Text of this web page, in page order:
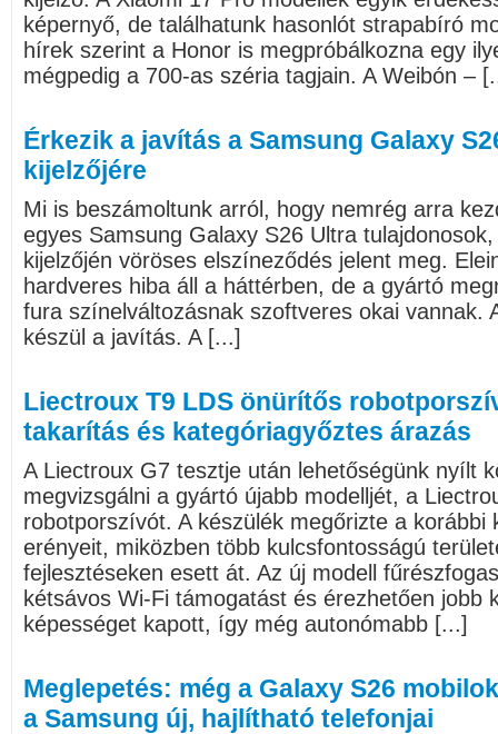
képernyő, de találhatunk hasonlót strapabíró
hírek szerint a Honor is megpróbálkozna egy
mégpedig a 700-as széria tagjain. A Weibón –
Érkezik a javítás a Samsung Galaxy
kijelzőjére
Mi is beszámoltunk arról, hogy nemrég arra
egyes Samsung Galaxy S26 Ultra
kijelzőjén vöröses elszíneződés jelent meg.
hardveres hiba áll a háttérben, de a gyártó
fura színelváltozásnak szoftveres okai vannak.
készül a javítás. A [...]
Liectroux T9 LDS önürítős
takarítás és kategóriagyőztes árazás
A Liectroux G7 tesztje után lehetőségünk nyílt
megvizsgálni a gyártó újabb modelljét, a
robotporszívót. A készülék megőrizte a korábbi
erényeit, miközben több kulcsfontosságú
fejlesztéseken esett át. Az új modell
kétsávos Wi-Fi támogatást és érezhetően jobb
képességet kapott, így még autonómabb [...]
Meglepetés: még a Galaxy S26
a Samsung új, hajlítható telefonjai